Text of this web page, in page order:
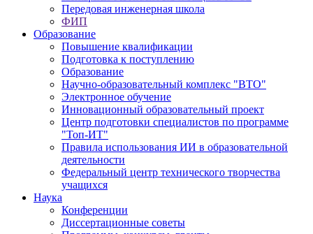
Передовая инженерная школа
ФИП
Образование
Повышение квалификации
Подготовка к поступлению
Образование
Научно-образовательный комплекс "ВТО"
Электронное обучение
Инновационный образовательный проект
Центр подготовки специалистов по программе
"Топ-ИТ"
Правила использования ИИ в образовательной
деятельности
Федеральный центр технического творчества
учащихся
Наука
Конференции
Диссертационные советы